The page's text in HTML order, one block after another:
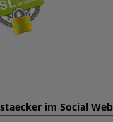
im Social Web